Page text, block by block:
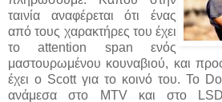
ταινία αναφέρεται ότι ένας
από τους χαρακτήρες του έχει
το attention span ενός
μαστουρωμένου κουναβιού, και
έχει ο Scott για το κοινό του. Το
ανάμεσα στο MTV και στο LSD,